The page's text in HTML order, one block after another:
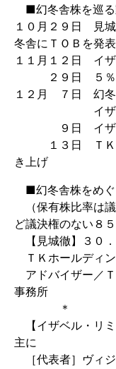
■幻冬舎株を巡る
１０月２９日 見
冬舎にＴＯＢを発表
１１月１２日 イ
２９日 ５％を
１２月 ７日 幻冬
イザベルの
９日 イザベル
１３日 ＴＫホ
き上げ
■幻冬舎株をめぐ
（保有株比率は
ど議決権のない８
【見城徹】３０
ＴＫホールディ
アドバイザー／
事務所
＊
【イザベル・リ
主に
［代表者］ヴィ